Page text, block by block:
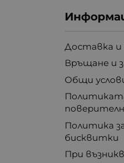
Доставка
Връщане и
Общи
Политика
бисквитки
При